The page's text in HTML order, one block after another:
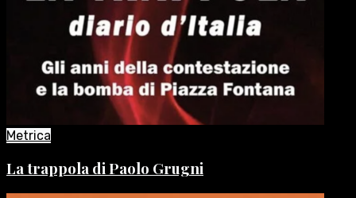
Metrica
La trappola di Paolo Grugni